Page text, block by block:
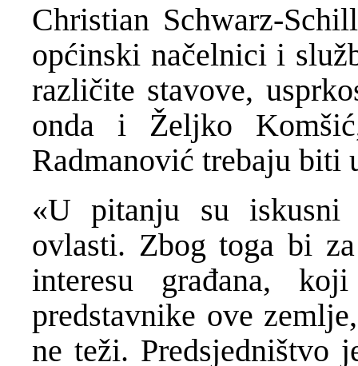
Christian Schwarz-
općinski načelnici i
različite stavove,
onda i Željko
Radmanović trebaju
«U pitanju su
ovlasti. Zbog toga bi
interesu građana,
predstavnike ove
ne teži. Predsjedništvo